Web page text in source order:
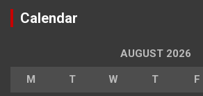
Calendar
AUGUST 2026
M T W T F